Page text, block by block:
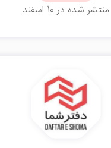
منتشر شده در 10 اسفند